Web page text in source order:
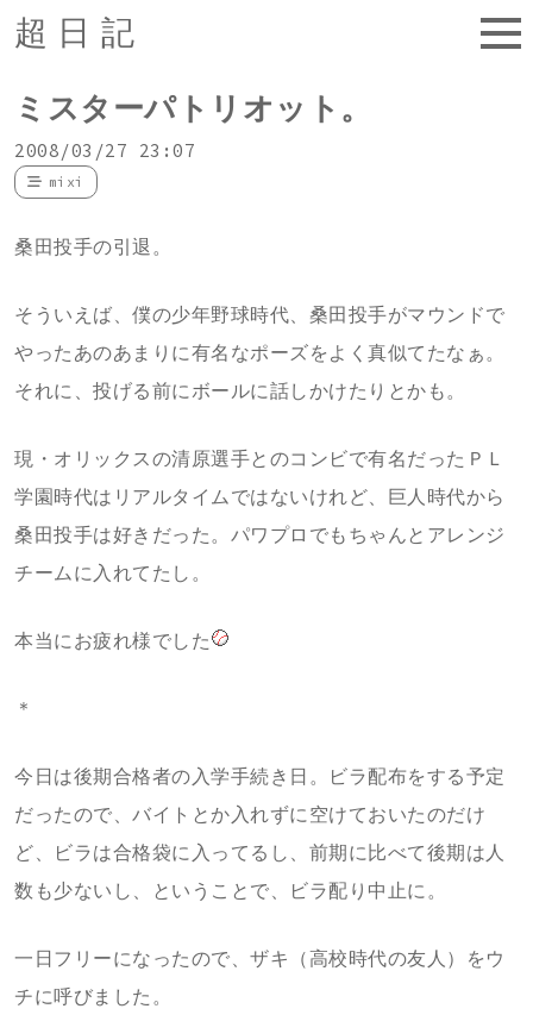
超日記
ミスターパトリオット。
2008/03/27 23:07
mixi
桑田投手の引退。
そういえば、僕の少年野球時代、桑田投手がマウンドで
やったあのあまりに有名なポーズをよく真似てたなぁ。
それに、投げる前にボールに話しかけたりとかも。
現・オリックスの清原選手とのコンビで有名だったＰＬ
学園時代はリアルタイムではないけれど、巨人時代から
桑田投手は好きだった。パワプロでもちゃんとアレンジ
チームに入れてたし。
本当にお疲れ様でした
＊
今日は後期合格者の入学手続き日。ビラ配布をする予定
だったので、バイトとか入れずに空けておいたのだけ
ど、ビラは合格袋に入ってるし、前期に比べて後期は人
数も少ないし、ということで、ビラ配り中止に。
一日フリーになったので、ザキ（高校時代の友人）をウ
チに呼びました。